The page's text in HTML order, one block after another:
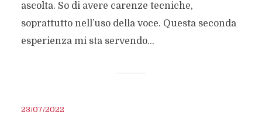
ascolta. So di avere carenze tecniche,
soprattutto nell’uso della voce. Questa seconda
esperienza mi sta servendo...
23/07/2022